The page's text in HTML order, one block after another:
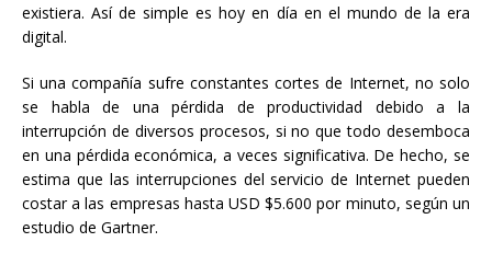
existiera. Así de simple es hoy en día en el mundo de la era
digital.
Si una compañía sufre constantes cortes de Internet, no solo
se habla de una pérdida de productividad debido a la
interrupción de diversos procesos, si no que todo desemboca
en una pérdida económica, a veces significativa. De hecho, se
estima que las interrupciones del servicio de Internet pueden
costar a las empresas hasta USD $5.600 por minuto, según un
estudio de Gartner.